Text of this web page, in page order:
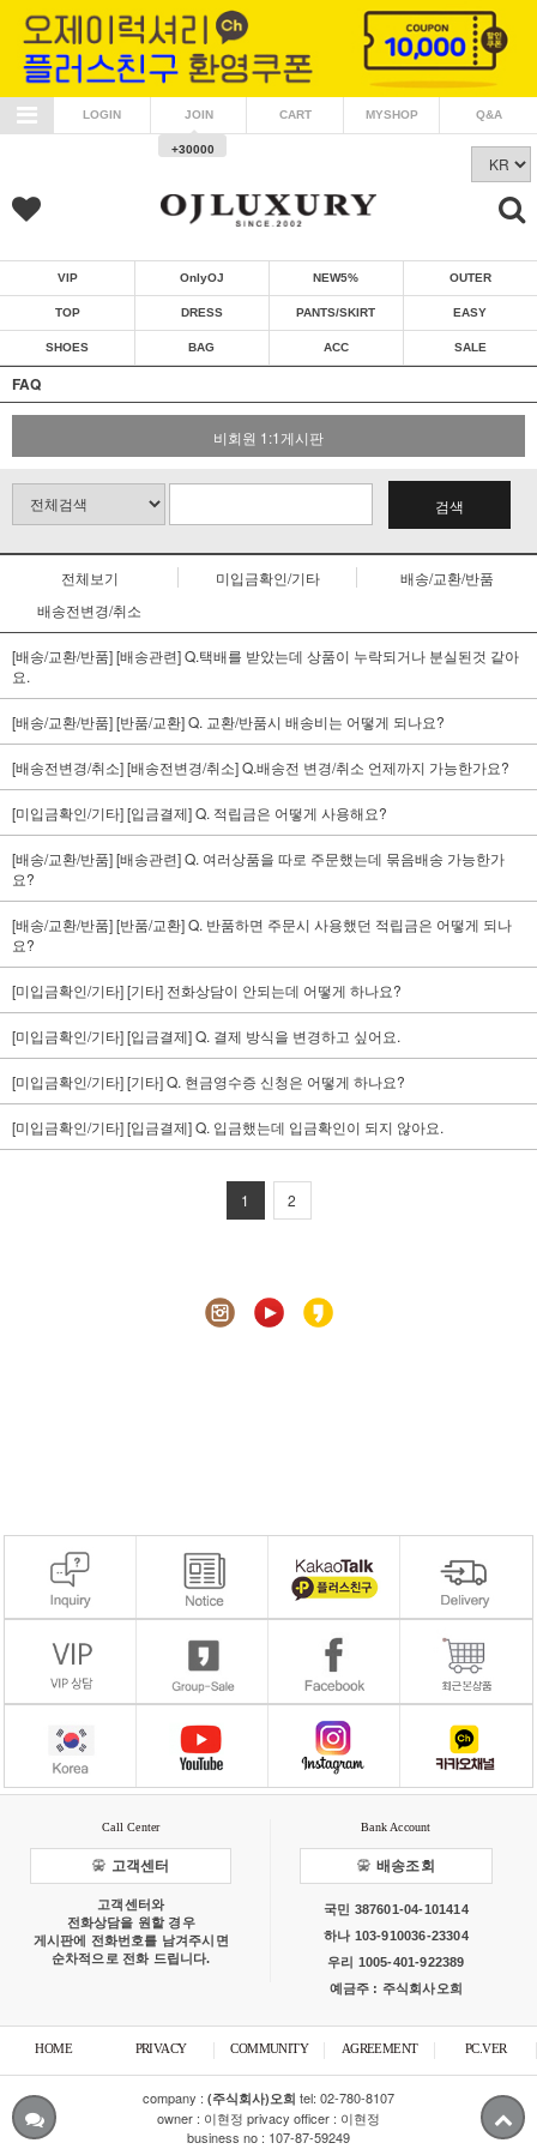
LOGIN JOIN
+30000
CART MYSHOP Q&A
VIP OnlyOJ NEW5% OUTER
TOP DRESS PANTS/SKIRT EASY
SHOES BAG ACC SALE
FAQ
비회원 1:1게시판
검색
전체보기 미입금확인/기타
배송/교환/반품
배송전변경/취소
[배송/교환/반품] [배송관련] Q.택배를 받았는데 상품이 누락되거나 분실된것 같아
요.
[배송/교환/반품] [반품/교환] Q. 교환/반품시 배송비는 어떻게 되나요?
[배송전변경/취소] [배송전변경/취소] Q.배송전 변경/취소 언제까지 가능한가요?
[미입금확인/기타] [입금결제] Q. 적립금은 어떻게 사용해요?
[배송/교환/반품] [배송관련] Q. 여러상품을 따로 주문했는데 묶음배송 가능한가
요?
[배송/교환/반품] [반품/교환] Q. 반품하면 주문시 사용했던 적립금은 어떻게 되나
요?
[미입금확인/기타] [기타] 전화상담이 안되는데 어떻게 하나요?
[미입금확인/기타] [입금결제] Q. 결제 방식을 변경하고 싶어요.
[미입금확인/기타] [기타] Q. 현금영수증 신청은 어떻게 하나요?
[미입금확인/기타] [입금결제] Q. 입금했는데 입금확인이 되지 않아요.
1 2
Call Center
고객센터
고객센터와
전화상담을 원할 경우
게시판에 전화번호를 남겨주시면
순차적으로 전화 드립니다.
Bank Account
배송조회
국민 387601-04-101414
하나 103-910036-23304
우리 1005-401-922389
예금주 : 주식회사오희
HOME PRIVACY COMMUNITY AGREEMENT PC.VER
company : (주식회사)오희 tel: 02-780-8107
owner : 이현정 privacy officer : 이현정
business no : 107-87-59249